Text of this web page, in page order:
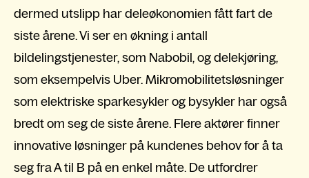
dermed utslipp har deleøkonomien fått fart de
siste årene. Vi ser en økning i antall
bildelingstjenester, som Nabobil, og delekjøring,
som eksempelvis Uber. Mikromobilitetsløsninger
som elektriske sparkesykler og bysykler har også
bredt om seg de siste årene. Flere aktører finner
innovative løsninger på kundenes behov for å ta
seg fra A til B på en enkel måte. De utfordrer